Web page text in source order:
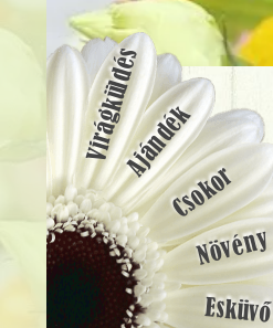
VirágküldésAjándék
Csokor
Növény
Esküvő